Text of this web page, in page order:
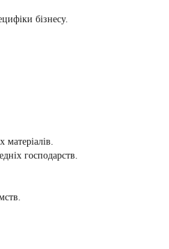
бізнесу.
господарств.